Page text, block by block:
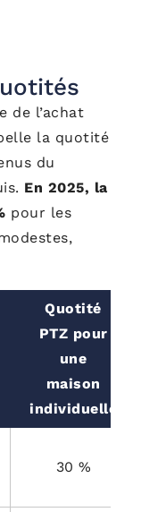
de l’achat
la quotité
du
En 2025, la
pour les
Quotité
PTZ pour
une
maison
individuelle
30 %